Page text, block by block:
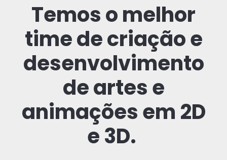
Temos o melhor
time de criação e
desenvolvimento
de artes e
animações em 2D
e 3D.